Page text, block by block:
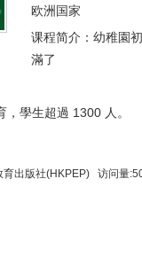
欧洲国家
课程简介：幼稚園
滿了
學生超過 1300 人。
育出版社(HKPEP) 访问量